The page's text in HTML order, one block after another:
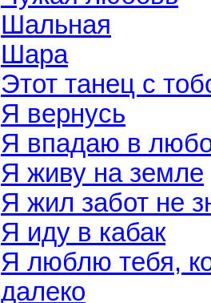
Шальная
Шара
Этот танец с
Я вернусь
Я впадаю в
Я живу на земле
Я жил забот не
Я иду в кабак
Я люблю тебя,
далеко